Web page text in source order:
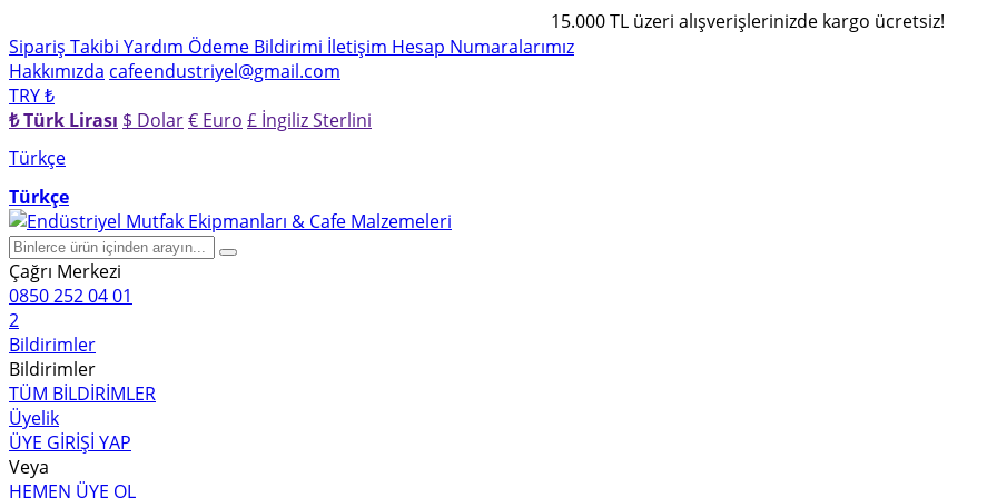
15.000 TL üzeri alışverişlerinizde kargo ücretsiz!
Sipariş Takibi Yardım Ödeme Bildirimi İletişim Hesap Numaralarımız
Hakkımızda cafeendustriyel@gmail.com
TRY ₺
₺ Türk Lirası $ Dolar€ Euro £ İngiliz Sterlini
Türkçe
Türkçe
Çağrı Merkezi
0850 252 04 01
2
Bildirimler
Bildirimler
TÜM BİLDİRİMLER
Üyelik
ÜYE GİRİŞİ YAP
Veya
HEMEN ÜYE OL